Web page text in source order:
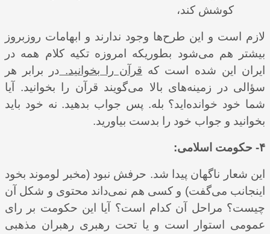
کوشش کند،
لازم است و این طرح‌ها وجود ندارند و ابهامات روزبروز
بیشتر هم می‌شود بطوریکه امروزه تکیه کلام همه در
ایران این شده است که قرآن را بخوانید. در برابر هر
سؤالی در زمینه‌های بالا می‌گویند قرآن را بخوانید. آیا
شما خود خوانده‌اید؟ بله. پس جواب بدهید. نه خود باید
بخوانید و جواب خود را بدست بیاورید.
۴- حکومت اسلامی:
این شعار ناگهان پیدا شد. حرفش نبود (مخبر لوموند بخود
اینجانب می‌گفت) و کسی هم نمی‌داند محتوی و شکل آن
چیست؟ مراحل آن کدام است؟ آیا این حکومت بر رای
عمومی استوار است و یا تحت رهبری رهبران مذهبی